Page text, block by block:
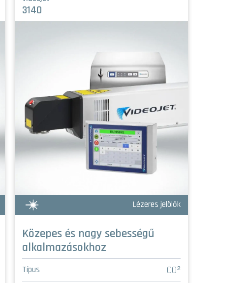
3140
Lézeres jelölők
Közepes és nagy sebességű
alkalmazásokhoz
Típus CO²